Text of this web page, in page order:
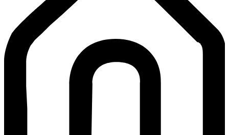
ПЕРЕЗВОНИТЬ